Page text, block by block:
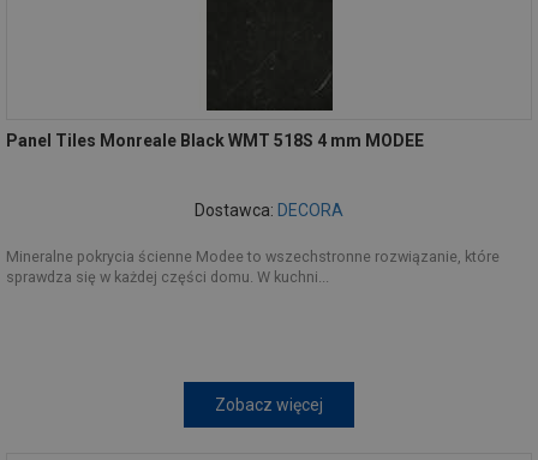
Panel Tiles Monreale Black WMT 518S 4 mm MODEE
Dostawca: DECORA
Mineralne pokrycia ścienne Modee to wszechstronne rozwiązanie, które
sprawdza się w każdej części domu. W kuchni...
Zobacz więcej